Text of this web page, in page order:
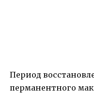
Период
перманентного